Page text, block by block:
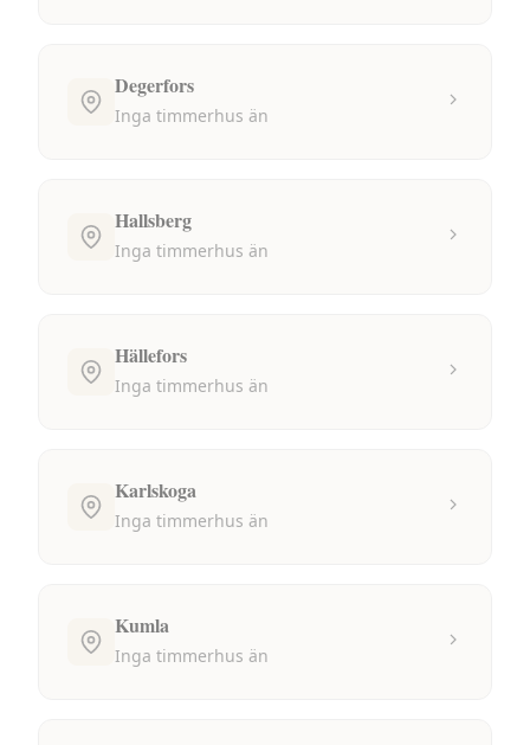
Degerfors
Inga timmerhus än
Hallsberg
Inga timmerhus än
Hällefors
Inga timmerhus än
Karlskoga
Inga timmerhus än
Kumla
Inga timmerhus än